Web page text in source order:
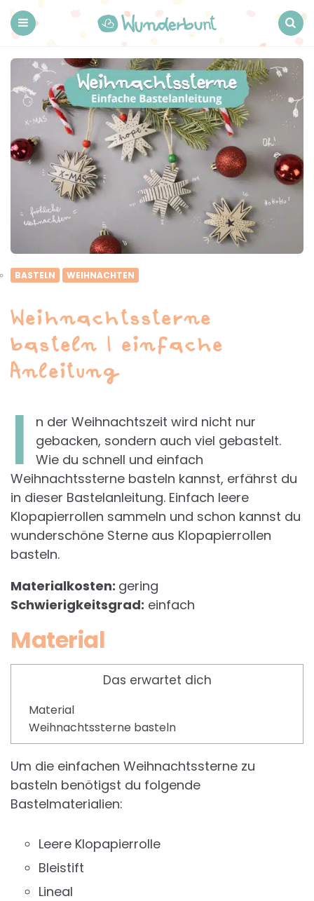
BASTELN WEIHNACHTEN
Weihnachtssterne
basteln | einfache
Anleitung
I
n der Weihnachtszeit wird nicht nur
gebacken, sondern auch viel gebastelt.
Wie du schnell und einfach
Weihnachtssterne basteln kannst, erfährst du
in dieser Bastelanleitung. Einfach leere
Klopapierrollen sammeln und schon kannst du
wunderschöne Sterne aus Klopapierrollen
basteln.
Materialkosten: gering
Schwierigkeitsgrad: einfach
Material
Das erwartet dich
Material
Weihnachtssterne basteln
Um die einfachen Weihnachtssterne zu
basteln benötigst du folgende
Bastelmaterialien:
Leere Klopapierrolle
Bleistift
Lineal